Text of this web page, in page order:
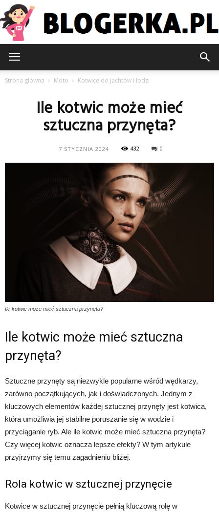
Strona główna Moto Kotwice do jachtów i łodzi
Ile kotwic może mieć
sztuczna przynęta?
7 STYCZNIA 2024 432 0
Ile kotwic może mieć sztuczna przynęta?
Ile kotwic może mieć sztuczna
przynęta?
Sztuczne przynęty są niezwykle popularne wśród wędkarzy,
zarówno początkujących, jak i doświadczonych. Jednym z
kluczowych elementów każdej sztucznej przynęty jest kotwica,
która umożliwia jej stabilne poruszanie się w wodzie i
przyciąganie ryb. Ale ile kotwic może mieć sztuczna przynęta?
Czy więcej kotwic oznacza lepsze efekty? W tym artykule
przyjrzymy się temu zagadnieniu bliżej.
Rola kotwic w sztucznej przynęcie
Kotwice w sztucznej przynęcie pełnią kluczową rolę w